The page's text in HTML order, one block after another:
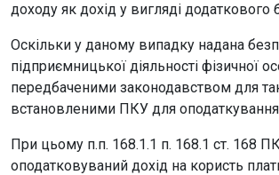
доходу як дохід у вигляді
Оскільки у даному випадку надана
підприємницької діяльності фізичної
передбаченими законодавством для
встановленими ПКУ для оподаткування
При цьому п.п. 168.1.1 п. 168.1 ст. 168
оподатковуваний дохід на користь